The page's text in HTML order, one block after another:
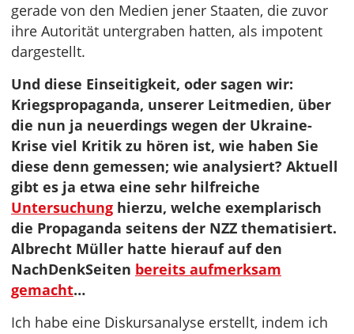
gerade von den Medien jener Staaten, die zuvor
ihre Autorität untergraben hatten, als impotent
dargestellt.
Und diese Einseitigkeit, oder sagen wir:
Kriegspropaganda, unserer Leitmedien, über
die nun ja neuerdings wegen der Ukraine-
Krise viel Kritik zu hören ist, wie haben Sie
diese denn gemessen; wie analysiert? Aktuell
gibt es ja etwa eine sehr hilfreiche
Untersuchung hierzu, welche exemplarisch
die Propaganda seitens der NZZ thematisiert.
Albrecht Müller hatte hierauf auf den
NachDenkSeiten bereits aufmerksam
gemacht…
Ich habe eine Diskursanalyse erstellt, indem ich